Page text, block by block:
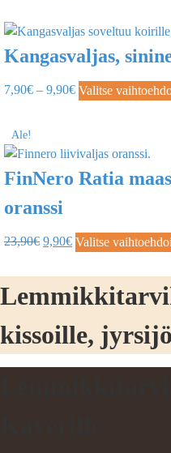
Kangasvaljas,
7,90€ – 9,90€ Valitse
Ale!
FinNero Ratia
oranssi
23,90€ 9,90€ Valitse
kissoille,